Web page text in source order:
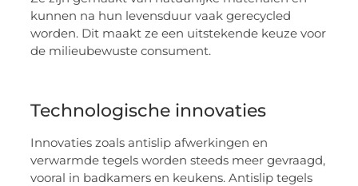
kunnen na hun levensduur vaak gerecycled
worden. Dit maakt ze een uitstekende keuze voor
de milieubewuste consument.
Technologische innovaties
Innovaties zoals antislip afwerkingen en
verwarmde tegels worden steeds meer gevraagd,
vooral in badkamers en keukens. Antislip tegels